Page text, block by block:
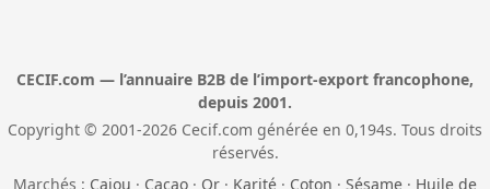
CECIF.com — l’annuaire B2B de l’import-export francophone,
depuis 2001.
Copyright © 2001-2026 Cecif.com générée en 0,194s. Tous droits
réservés.
Marchés : Cajou · Cacao · Or · Karité · Coton · Sésame · Huile de